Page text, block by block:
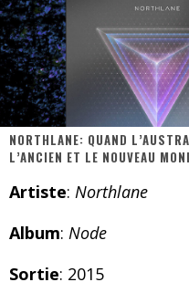
NORTHLANE: QUAND
L’ANCIEN ET LE NOUVEAU
Artiste: Northlane
Album: Node
Sortie: 2015